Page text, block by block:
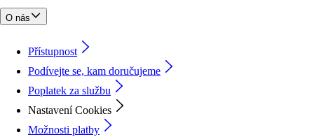
O nás
Přístupnost
Podívejte se, kam doručujeme
Poplatek za službu
Nastavení Cookies
Možnosti platby